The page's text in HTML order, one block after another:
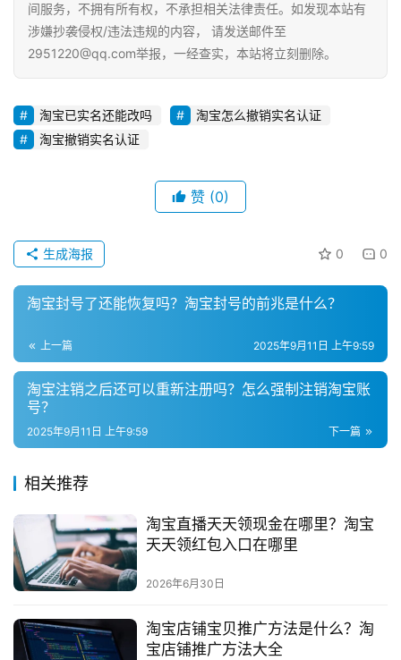
观
察
商
运
带
流
推
广
私
社
问
答
社
区
注册
间服务，不拥有所有权，不承担相关法律责任。如发现本站有
涉嫌抄袭侵权/违法违规的内容， 请发送邮件至
2951220@qq.com举报，一经查实，本站将立刻删除。
淘宝已实名还能改吗
淘宝怎么撤销实名认证
淘宝撤销实名认证
赞 (0)
0 0
生成海报
淘宝封号了还能恢复吗？淘宝封号的前兆是什么？
上一篇 2025年9月11日 上午9:59
淘宝注销之后还可以重新注册吗？怎么强制注销淘宝账
号？
下一篇
2025年9月11日 上午9:59
相关推荐
淘宝直播天天领现金在哪里？淘宝
天天领红包入口在哪里
2026年6月30日
淘宝店铺宝贝推广方法是什么？淘
宝店铺推广方法大全